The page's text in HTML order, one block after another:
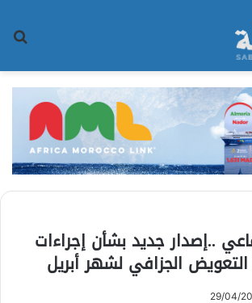
..إصدار جديد بشأن إجراءات
الجزافي لشهر أبریل
29/04/